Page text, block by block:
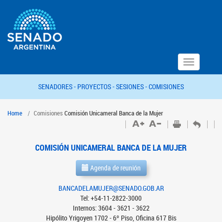
Toggle
navigation
SENADORES - PROYECTOS -SESIONES -COMISIONES
Home Comisiones Comisión Unicameral Banca de la Mujer
COMISIÓN UNICAMERAL BANCA DE LA MUJER
Agenda de reunión
BANCADELAMUJER@SENADO.GOB.AR
Tel: +54-11-2822-3000
Internos: 3604 - 3621 - 3622
Hipólito Yrigoyen 1702 - 6º Piso, Oficina 617 Bis